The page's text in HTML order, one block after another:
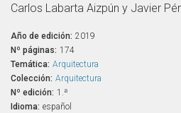
Carlos Labarta Aizpún y Javier
Año de edición: 2019
Nº páginas: 174
Temática: Arquitectura
Colección: Arquitectura
Nº edición: 1.ª
Idioma: español